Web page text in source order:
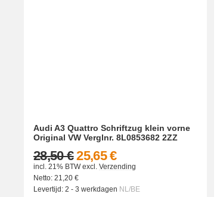
Audi A3 Quattro Schriftzug klein vorne
Original VW Verglnr. 8L0853682 2ZZ
25,65 €
28,50 €
incl. 21% BTWexcl. Verzending
Netto: 21,20 €
Levertijd: 2 - 3 werkdagen NL/BE